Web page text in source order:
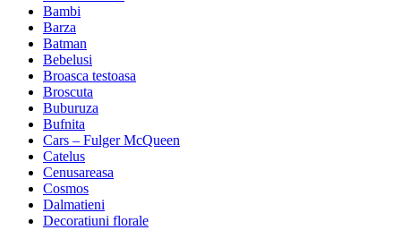
Bambi
Barza
Batman
Bebelusi
Broasca testoasa
Broscuta
Buburuza
Bufnita
Cars – Fulger McQueen
Catelus
Cenusareasa
Cosmos
Dalmatieni
Decoratiuni florale